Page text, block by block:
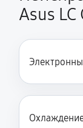
Asus LC